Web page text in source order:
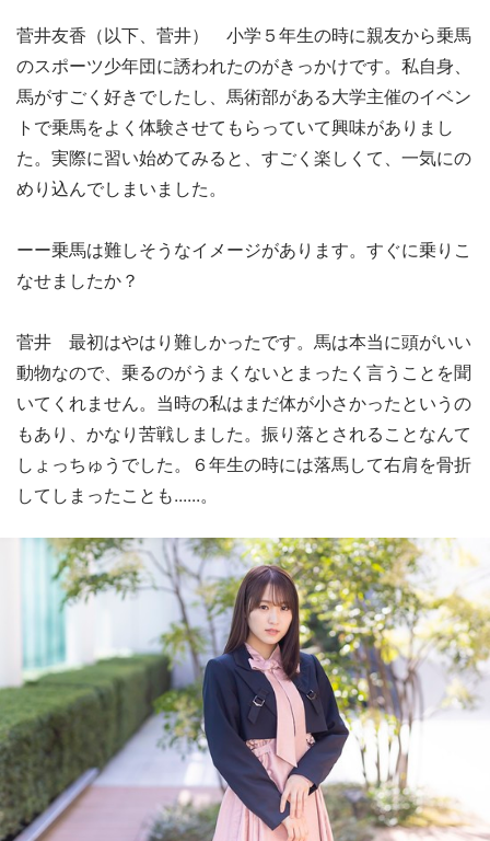
菅井友香（以下、菅井） 小学５年生の時に親友から乗馬
のスポーツ少年団に誘われたのがきっかけです。私自身、
馬がすごく好きでしたし、馬術部がある大学主催のイベン
トで乗馬をよく体験させてもらっていて興味がありまし
た。実際に習い始めてみると、すごく楽しくて、一気にの
めり込んでしまいました。
ーー乗馬は難しそうなイメージがあります。すぐに乗りこ
なせましたか？
菅井 最初はやはり難しかったです。馬は本当に頭がいい
動物なので、乗るのがうまくないとまったく言うことを聞
いてくれません。当時の私はまだ体が小さかったというの
もあり、かなり苦戦しました。振り落とされることなんて
しょっちゅうでした。６年生の時には落馬して右肩を骨折
してしまったことも......。